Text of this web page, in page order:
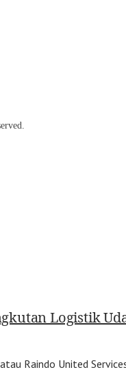
Logistik
Raindo United